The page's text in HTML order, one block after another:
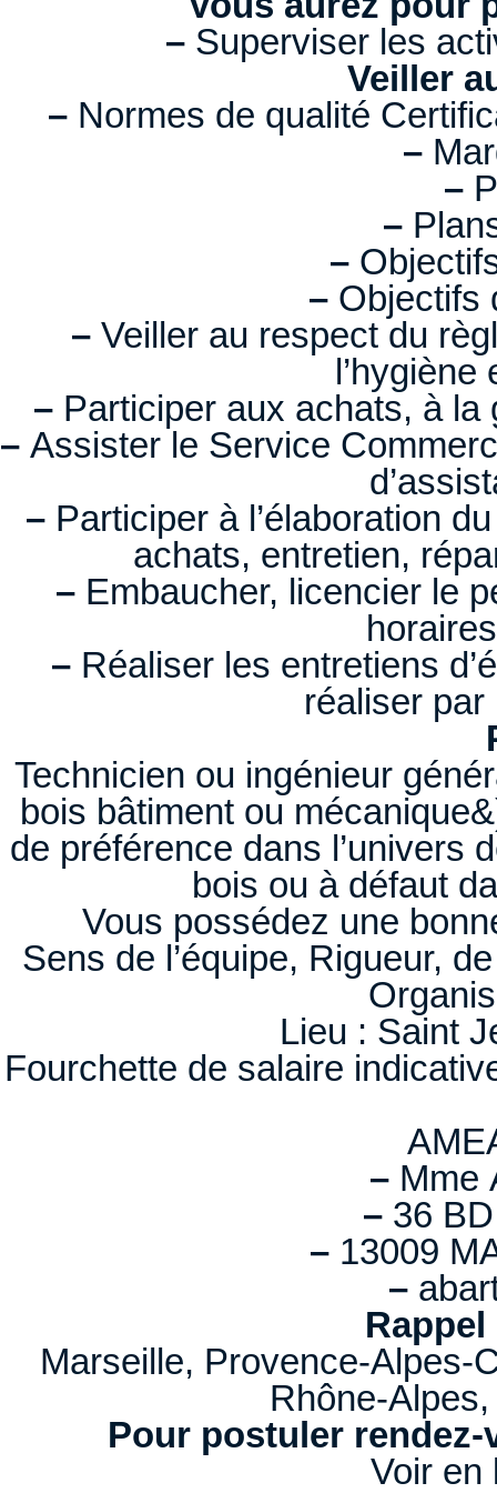
– Superviser les
Veiller
– Normes de qualité
–
–
–
–
– Objectifs
– Veiller au respect du
– Participer aux achats, à la
– Assister le Service
– Participer à l’élaboration
achats, entretien,
– Embaucher, licencier le
– Réaliser les entretiens
réaliser par
Technicien ou ingénieur
bois bâtiment ou
de préférence dans l’univers
bois ou à défaut
Vous possédez une
Sens de l’équipe, Rigueur,
Lieu : Saint
Fourchette de salaire
– Mme
– 36
– 13009
–
Marseille, Provence-Alpes-
Rhône-
Pour postuler rendez-
Voir